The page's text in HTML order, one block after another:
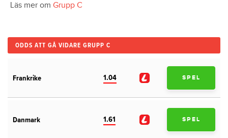
Läs mer om Grupp C
ODDS ATT GÅ VIDARE GRUPP C
Frankrike 1.04 SPEL
Danmark 1.61 SPEL